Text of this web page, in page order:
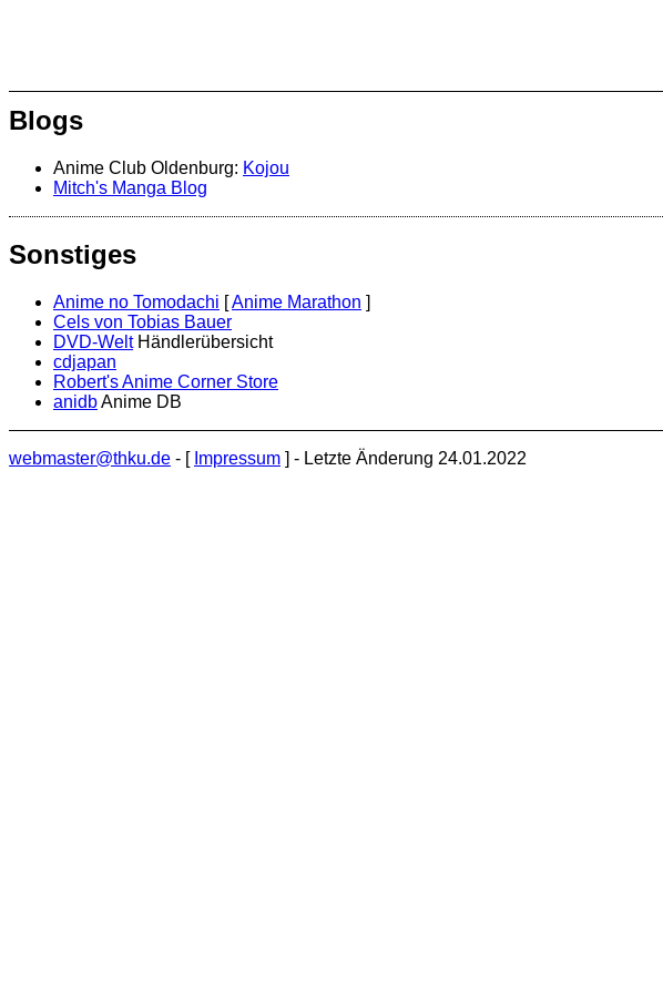
Blogs
Anime Club Oldenburg: Kojou
Mitch's Manga Blog
Sonstiges
Anime no Tomodachi [Anime Marathon ]
Cels von Tobias Bauer
DVD-WeltHändlerübersicht
cdjapan
Robert's Anime Corner Store
anidbAnime DB
webmaster@thku.de - [ Impressum ] - Letzte Änderung 24.01.2022